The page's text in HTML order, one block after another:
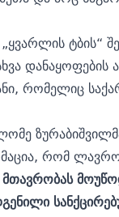
ტბის“
რომელიც
რომ
მთავრობას